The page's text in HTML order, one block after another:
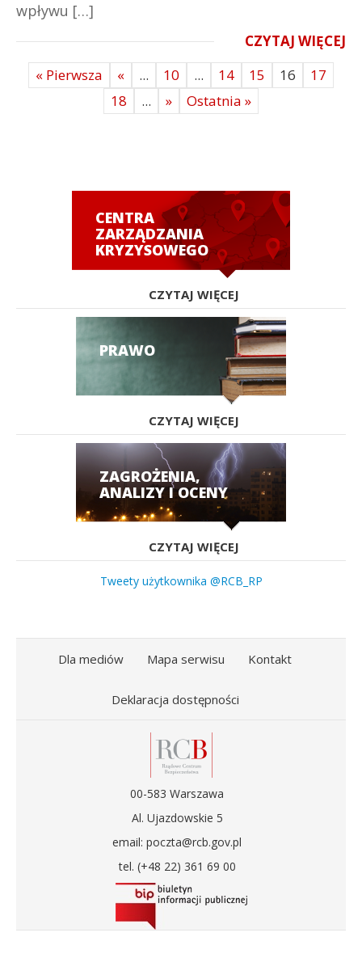
wpływu […]
CZYTAJ WIĘCEJ
« Pierwsza
« ... 10 ... 14 15 16
17
18
... » Ostatnia »
CENTRA
ZARZĄDZANIA
KRYZYSOWEGO
CZYTAJ WIĘCEJ
PRAWO
CZYTAJ WIĘCEJ
ZAGROŻENIA,
ANALIZY I OCENY
CZYTAJ WIĘCEJ
Tweety użytkownika @RCB_RP
Dla mediów Mapa serwisu Kontakt
Deklaracja dostępności
00-583 Warszawa
Al. Ujazdowskie 5
email: poczta@rcb.gov.pl
tel. (+48 22) 361 69 00